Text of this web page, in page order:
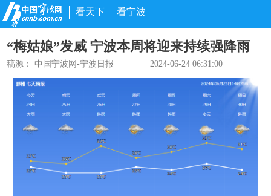
看天下 看宁波
“梅姑娘”发威 宁波本周将迎来持续强降雨
稿源：中国宁波网-宁波日报 2024-06-24 06:31:00